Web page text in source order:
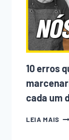
O
NOS
10 erros
cada um
LEIA MAIS 10